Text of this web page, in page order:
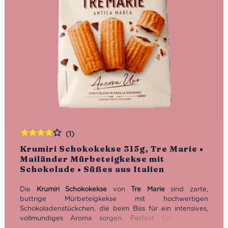
Krumiri Schokokekse 315g, Tre Marie •
Mailänder Mürbeteigkekse mit
Schokolade • Süßes aus Italien
(1)
Die Krumiri Schokokekse vonTre Mariesind zarte,
buttrige Mürbeteigkekse mit hochwertigen
Schokoladenstückchen, die beim Biss für ein intensives,
vollmundiges Aroma sorgen. Perfekt für alle, die
mit4.00
von 5